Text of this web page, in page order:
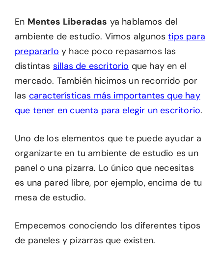
En Mentes Liberadas ya hablamos del
ambiente de estudio. Vimos algunostips para
prepararlo y hace poco repasamos las
distintas sillas de escritorio que hay en el
mercado. También hicimos un recorrido por
las características más importantes que hay
que tener en cuenta para elegir un escritorio.
Uno de los elementos que te puede ayudar a
organizarte en tu ambiente de estudio es un
panel o una pizarra. Lo único que necesitas
es una pared libre, por ejemplo, encima de tu
mesa de estudio.
Empecemos conociendo los diferentes tipos
de paneles y pizarras que existen.